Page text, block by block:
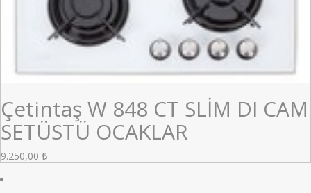
Çetintaş W 848 CT SLİM DI CAM
SETÜSTÜ OCAKLAR
9.250,00 ₺